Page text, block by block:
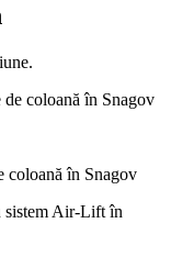
coloană în Snagov